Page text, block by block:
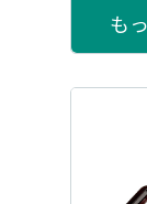
も